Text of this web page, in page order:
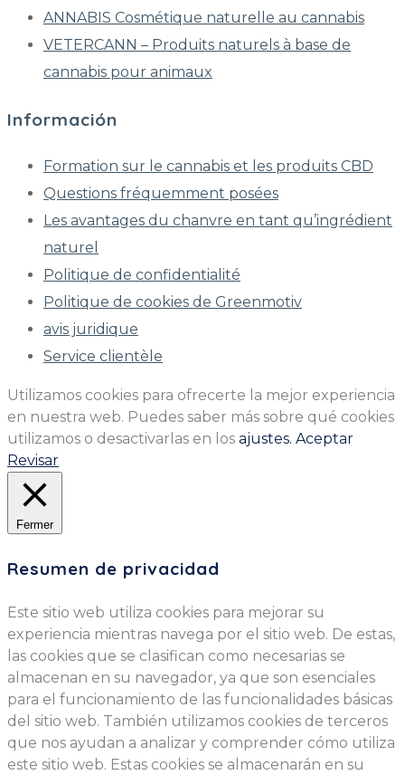
ANNABIS Cosmétique naturelle au cannabis
VETERCANN – Produits naturels à base de
cannabis pour animaux
Información
Formation sur le cannabis et les produits CBD
Questions fréquemment posées
Les avantages du chanvre en tant qu’ingrédient
naturel
Politique de confidentialité
Politique de cookies de Greenmotiv
avis juridique
Service clientèle
Utilizamos cookies para ofrecerte la mejor experiencia
en nuestra web. Puedes saber más sobre qué cookies
utilizamos o desactivarlas en los ajustes. Aceptar
Revisar
Fermer
Resumen de privacidad
Este sitio web utiliza cookies para mejorar su
experiencia mientras navega por el sitio web. De estas,
las cookies que se clasifican como necesarias se
almacenan en su navegador, ya que son esenciales
para el funcionamiento de las funcionalidades básicas
del sitio web. También utilizamos cookies de terceros
que nos ayudan a analizar y comprender cómo utiliza
este sitio web. Estas cookies se almacenarán en su